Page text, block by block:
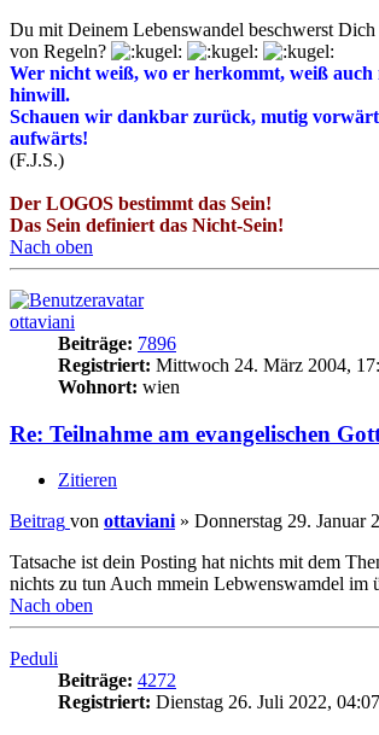
Du mit Deinem Lebenswandel beschwerst
von Regeln?
Wer nicht weiß, wo er herkommt, weiß auch
hinwill.
Schauen wir dankbar zurück, mutig
aufwärts!
(F.J.S.)
Der LOGOS bestimmt das Sein!
Das Sein definiert das Nicht-Sein!
Nach oben
ottaviani
Beiträge: 7896
Registriert: Mittwoch 24. März 2004,
Wohnort: wien
Re: Teilnahme am evangelischen
Zitieren
Beitrag von ottaviani » Donnerstag 29. Januar
Tatsache ist dein Posting hat nichts mit dem
nichts zu tun Auch mmein Lebwenswamdel im
Nach oben
Peduli
Beiträge: 4272
Registriert: Dienstag 26. Juli 2022, 04:07